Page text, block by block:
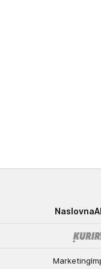
Naslovna
Marketing